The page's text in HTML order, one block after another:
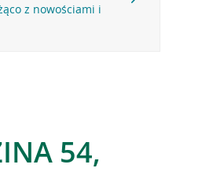
z nowościami i
54,